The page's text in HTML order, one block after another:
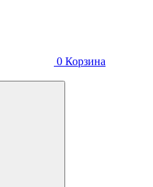
0 Корзина